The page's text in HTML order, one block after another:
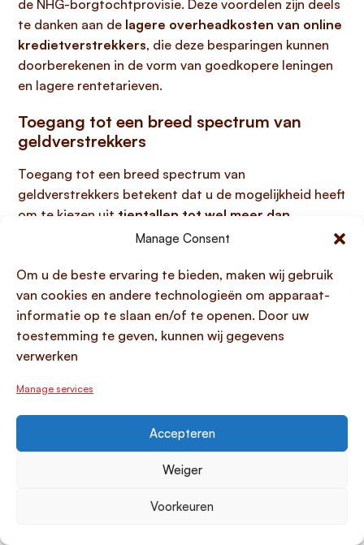
Manage Consent
Om u de beste ervaring te bieden, maken wij gebruik
van cookies en andere technologieën om apparaat-
informatie op te slaan en/of te openen. Door uw
toestemming te geven, kunnen wij gegevens
verwerken
Manage services
Accepteren
Weiger
Voorkeuren
de NHG-borgtochtprovisie. Deze voordelen zijn deels
te danken aan de lagere overheadkosten van online
kredietverstrekkers, die deze besparingen kunnen
doorberekenen in de vorm van goedkopere leningen
en lagere rentetarieven.
Toegang tot een breed spectrum van
geldverstrekkers
Toegang tot een breed spectrum van
geldverstrekkers betekent dat u de mogelijkheid heeft
om te kiezen uit tientallen tot wel meer dan
honderd verschillende aanbieders
voor het succesvolregelen van financiering, omdat
elke geldverstrekker unieke voorwaarden,
rentetarieven en specifieke expertisegebieden heeft,
zoals traditionele banken, vastgoedbanken, of
innovatieve financieringsplatformen. Door dit brede
bij uw specifieke situatie, of het nu gaat om een
persoonlijke lening met flexibele
aflossingsmogelijkheden of complexe zakelijke
adviseurs en vergelijkingsplatforms spelen een
belangrijke rol door inzicht te geven in al deze opties,